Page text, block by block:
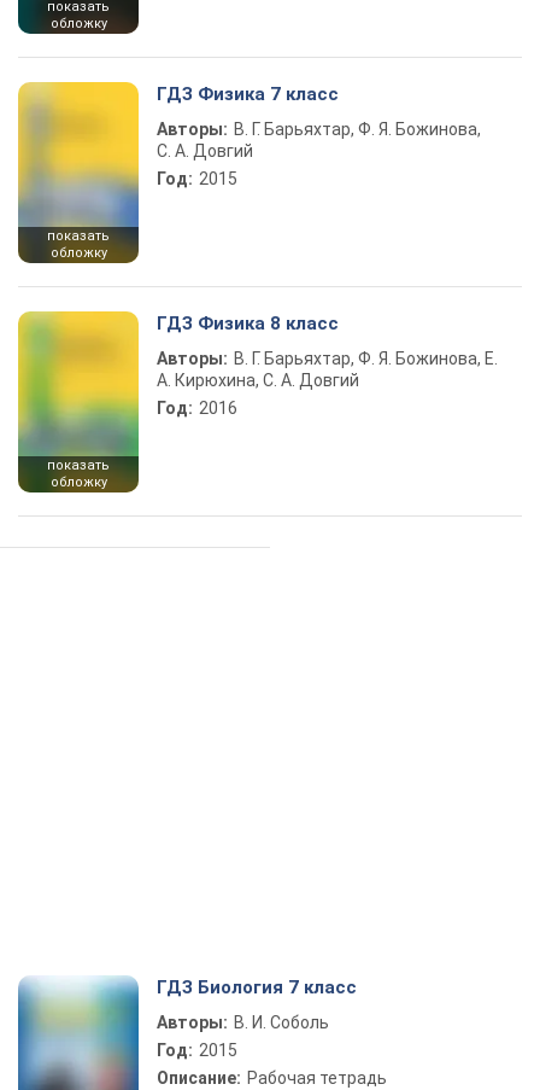
показать
обложку
показать
обложку
ГДЗ Физика 7 класс
Авторы: В. Г. Барьяхтар, Ф. Я. Божинова,
С. А. Довгий
Год: 2015
показать
обложку
ГДЗ Физика 8 класс
Авторы: В. Г. Барьяхтар, Ф. Я. Божинова, Е.
А. Кирюхина, С. А. Довгий
Год: 2016
ГДЗ Биология 7 класс
Авторы: В. И. Соболь
Год: 2015
Описание: Рабочая тетрадь